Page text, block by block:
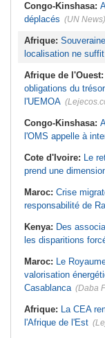
Congo-Kinshasa:
déplacés (UN News)
Afrique:
localisation ne
Afrique de l'Ouest:
obligations du
l'UEMOA
Congo-Kinshasa:
l'OMS appelle à
Cote d'Ivoire: Le
prend une
Maroc: Crise
responsabilité de
Kenya: Des
les disparitions
Maroc: Le
valorisation
Casablanca (Daba
Afrique: La CEA
l'Afrique de l'Est